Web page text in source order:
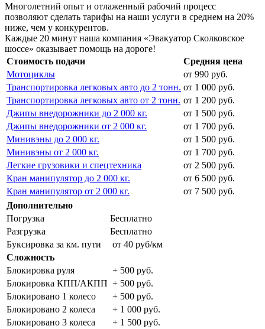
Многолетний опыт и отлаженный рабочий процесс
позволяют сделать тарифы на наши услуги в среднем на 20%
ниже, чем у конкурентов.
Каждые 20 минут наша компания «Эвакуатор Сколковское
шоссе» оказывает помощь на дороге!
Стоимость подачи
Средняя цена
Мотоциклы
от 990 руб.
Транспортировка легковых авто до 2 тонн. от 1 000 руб.
Транспортировка легковых авто от 2 тонн. от 1 200 руб.
Джипы внедорожники до 2 000 кг.
от 1 500 руб.
Джипы внедорожники от 2 000 кг.
от 1 700 руб.
Минивэны до 2 000 кг.
от 1 500 руб.
Минивэны от 2 000 кг.
от 1 700 руб.
Легкие грузовики и спецтехника
от 2 500 руб.
Кран манипулятор до 2 000 кг.
от 6 500 руб.
Кран манипулятор от 2 000 кг.
от 7 500 руб.
Дополнительно
Погрузка
Бесплатно
Разгрузка
Бесплатно
Буксировка за км. пути
от 40 руб/км
Сложность
Блокировка руля
+ 500 руб.
Блокировка КПП/АКПП + 500 руб.
Блокировано 1 колесо
+ 500 руб.
Блокировано 2 колеса
+ 1 000 руб.
Блокировано 3 колеса
+ 1 500 руб.